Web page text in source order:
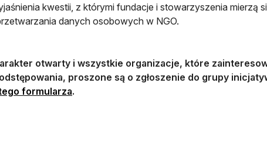
kwestii, z którymi fundacje i stowarzyszenia mierzą
danych osobowych w NGO.
otwarty i wszystkie organizacje, które
proszone są o zgłoszenie do grupy
formularzaotwiera się w nowej karcie
.